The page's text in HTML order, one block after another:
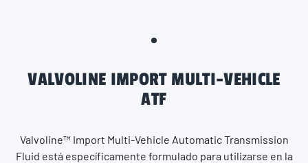
VALVOLINE IMPORT MULTI-VEHICLE
ATF
Valvoline™ Import Multi-Vehicle Automatic Transmission
Fluid está específicamente formulado para utilizarse en la